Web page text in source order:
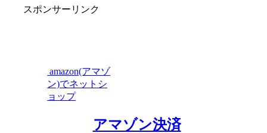
スポンサーリンク
amazon(アマゾ
ン)でネットシ
ョップ
アマゾン決済